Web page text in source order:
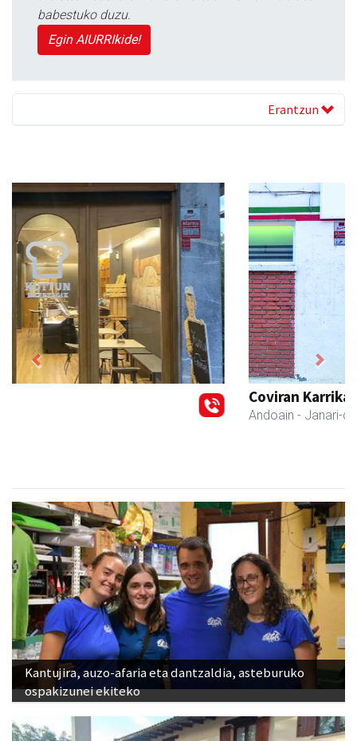
babestuko duzu.
Egin AIURRIkide!
Erantzun
Previous Next
Kantujira, auzo-afaria eta dantzaldia, asteburuko
ospakizunei ekiteko